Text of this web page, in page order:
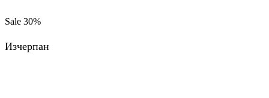
Sale 30%
Изчерпан